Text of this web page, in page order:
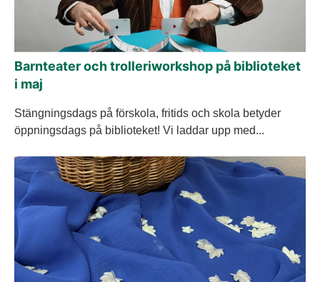
Barnteater och trolleriworkshop på biblioteket
i maj
Stängningsdags på förskola, fritids och skola betyder
öppningsdags på biblioteket! Vi laddar upp med...